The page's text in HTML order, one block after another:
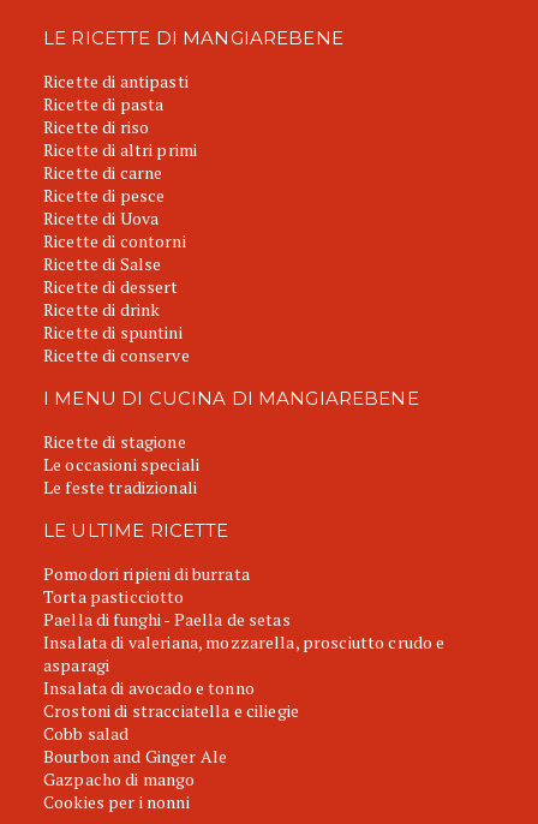
LE RICETTE DI MANGIAREBENE
Ricette di antipasti
Ricette di pasta
Ricette di riso
Ricette di altri primi
Ricette di carne
Ricette di pesce
Ricette di Uova
Ricette di contorni
Ricette di Salse
Ricette di dessert
Ricette di drink
Ricette di spuntini
Ricette di conserve
I MENU DI CUCINA DI MANGIAREBENE
Ricette di stagione
Le occasioni speciali
Le feste tradizionali
LE ULTIME RICETTE
Pomodori ripieni di burrata
Torta pasticciotto
Paella di funghi - Paella de setas
Insalata di valeriana, mozzarella, prosciutto crudo e
asparagi
Insalata di avocado e tonno
Crostoni di stracciatella e ciliegie
Cobb salad
Bourbon and Ginger Ale
Gazpacho di mango
Cookies per i nonni